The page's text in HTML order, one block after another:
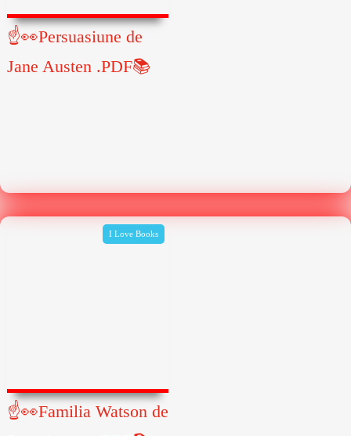
☝👀Persuasiune de
Jane Austen .PDF📚
I Love Books
☝👀Familia Watson de